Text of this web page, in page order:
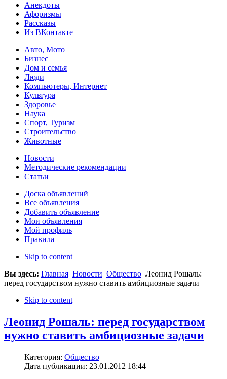
Анекдоты
Афоризмы
Рассказы
Из ВКонтакте
Авто, Мото
Бизнес
Дом и семья
Люди
Компьютеры, Интернет
Культура
Здоровье
Наука
Спорт, Туризм
Строительство
Животные
Новости
Методические рекомендации
Статьи
Доска объявлений
Все объявления
Добавить объявление
Мои объявления
Мой профиль
Правила
Skip to content
Вы здесь: Главная Новости Общество Леонид Рошаль:
перед государством нужно ставить амбициозные задачи
Skip to content
Леонид Рошаль: перед государством
нужно ставить амбициозные задачи
Категория: Общество
Дата публикации: 23.01.2012 18:44